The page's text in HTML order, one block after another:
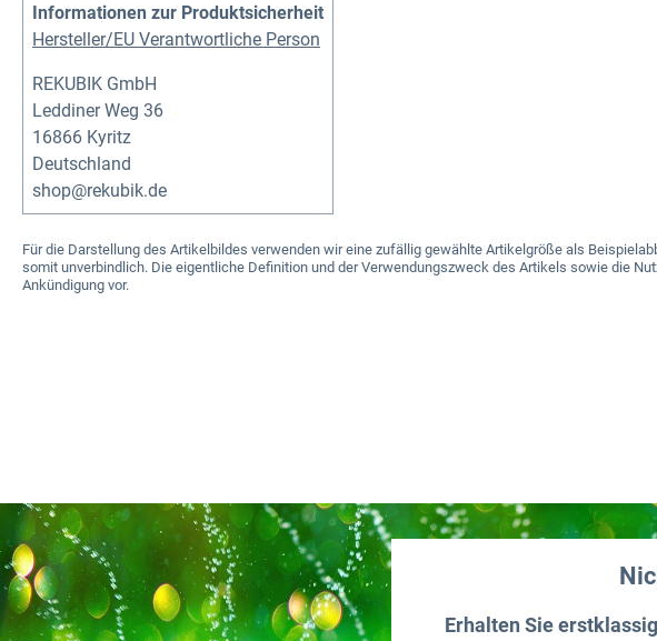
Informationen zur Produktsicherheit
Hersteller/EU Verantwortliche Person
REKUBIK GmbH
Leddiner Weg 36
16866 Kyritz
Deutschland
shop@rekubik.de
Für die Darstellung des Artikelbildes verwenden wir eine zufällig gewählte Artikelgröße als
somit unverbindlich. Die eigentliche Definition und der Verwendungszweck des Artikels sowie die
Ankündigung vor.
Erhalten Sie